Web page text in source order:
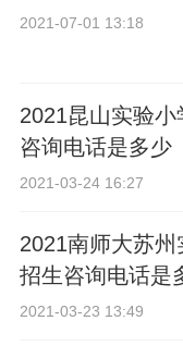
2021-07-01 13:18
2021昆山实验小
咨询电话是多少
2021-03-24 16:27
2021南师大苏
招生咨询电话是
2021-03-23 13:49